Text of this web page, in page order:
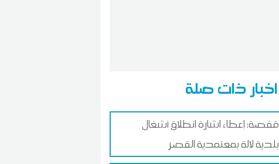
اخبار ذات صلة
قفصة: إعطاء اشارة انطلاق أشغال
بلدية لالة بمعتمدية القصر